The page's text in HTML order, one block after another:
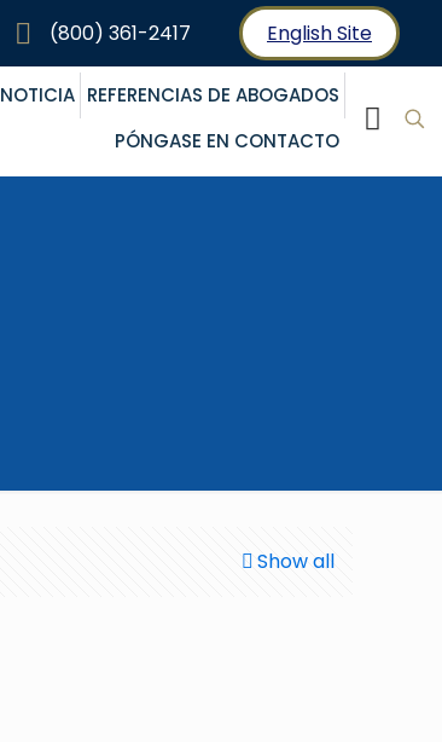
(800) 361-2417 English Site
NOTICIA REFERENCIAS DE ABOGADOS
PÓNGASE EN CONTACTO
Show all